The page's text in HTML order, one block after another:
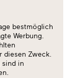
bestmöglich
Werbung.
diesen Zweck.
sind in